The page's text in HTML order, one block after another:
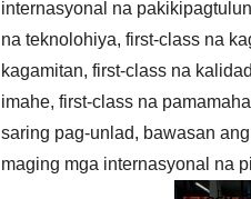
internasyonal na
na teknolohiya, first-class na
kagamitan, first-class na
imahe, first-class na
saring pag-unlad, bawasan
maging mga internasyonal na